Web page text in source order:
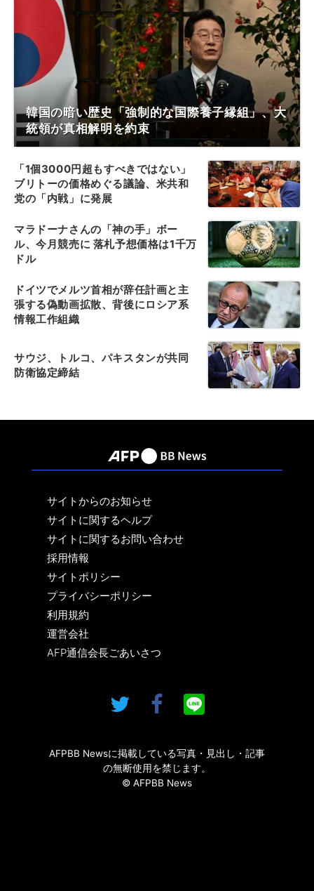
韓国の暗い歴史「強制的な国際養子縁組」、大
統領が真相解明を約束
「1個3000円超もすべきではない」
ブリトーの価格めぐる議論、米共和
党の「内戦」に発展
マラドーナさんの「神の手」ボー
ル、今月競売に 落札予想価格は1千万
ドル
ドイツでメルツ首相が辞任計画と主
張する偽動画拡散、背後にロシア系
情報工作組織
サウジ、トルコ、パキスタンが共同
防衛協定締結
サイトからのお知らせ
サイトに関するヘルプ
サイトに関するお問い合わせ
採用情報
サイトポリシー
プライバシーポリシー
利用規約
運営会社
AFP通信会長ごあいさつ
AFPBB Newsに掲載している写真・見出し・記事
の無断使用を禁じます。
© AFPBB News